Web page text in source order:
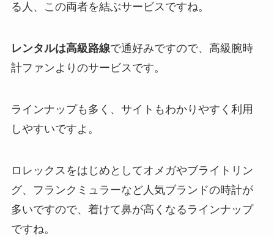
る人、この両者を結ぶサービスですね。
レンタルは高級路線で通好みですので、高級腕時
計ファンよりのサービスです。
ラインナップも多く、サイトもわかりやすく利用
しやすいですよ。
ロレックスをはじめとしてオメガやブライトリン
グ、フランクミュラーなど人気ブランドの時計が
多いですので、着けて鼻が高くなるラインナップ
ですね。